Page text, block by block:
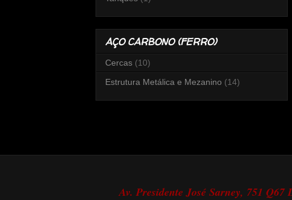
AÇO CARBONO (FERRO)
Cercas (10)
Estrutura Metálica e Mezanino (14)
Av. Presidente José Sarney, 751